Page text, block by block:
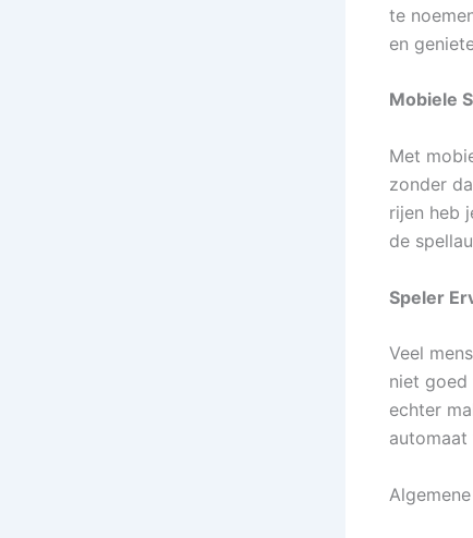
te
en
Mobiele
Met
zonder
rijen heb
de
Speler
Veel
niet goed
echter
automaat